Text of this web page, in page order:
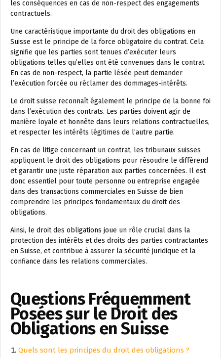
les conséquences en cas de non-respect des engagements
contractuels.
Une caractéristique importante du droit des obligations en
Suisse est le principe de la force obligatoire du contrat. Cela
signifie que les parties sont tenues d’exécuter leurs
obligations telles qu’elles ont été convenues dans le contrat.
En cas de non-respect, la partie lésée peut demander
l’exécution forcée ou réclamer des dommages-intérêts.
Le droit suisse reconnaît également le principe de la bonne foi
dans l’exécution des contrats. Les parties doivent agir de
manière loyale et honnête dans leurs relations contractuelles,
et respecter les intérêts légitimes de l’autre partie.
En cas de litige concernant un contrat, les tribunaux suisses
appliquent le droit des obligations pour résoudre le différend
et garantir une juste réparation aux parties concernées. Il est
donc essentiel pour toute personne ou entreprise engagée
dans des transactions commerciales en Suisse de bien
comprendre les principes fondamentaux du droit des
obligations.
Ainsi, le droit des obligations joue un rôle crucial dans la
protection des intérêts et des droits des parties contractantes
en Suisse, et contribue à assurer la sécurité juridique et la
confiance dans les relations commerciales.
Questions Fréquemment
Posées sur le Droit des
Obligations en Suisse
Quels sont les principes du droit des obligations ?